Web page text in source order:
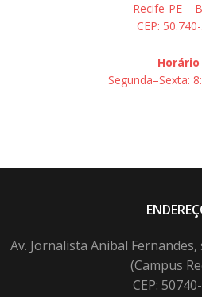
Recife-PE –
CEP:
Horário
Segunda–Sexta:
Av. Jornalista Anibal
(Campus
CEP: